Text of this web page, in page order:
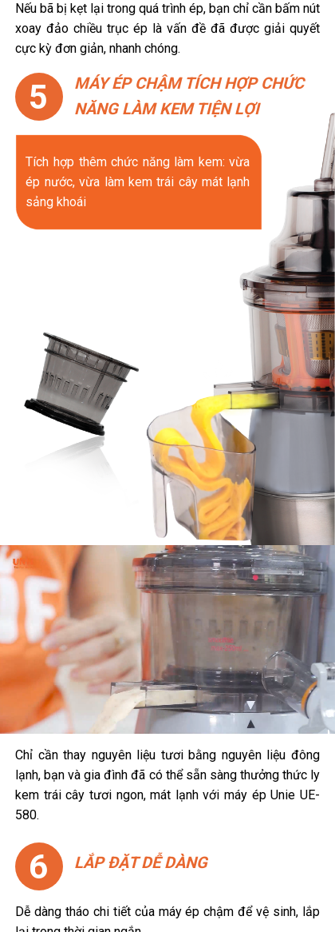
Nếu bã bị kẹt lại trong quá trình ép, bạn chỉ cần bấm nút
xoay đảo chiều trục ép là vấn đề đã được giải quyết
cực kỳ đơn giản, nhanh chóng.
MÁY ÉP CHẬM TÍCH HỢP CHỨC
NĂNG LÀM KEM TIỆN LỢI
Tích hợp thêm chức năng làm kem: vừa
ép nước, vừa làm kem trái cây mát lạnh
sảng khoái
5
Chỉ cần thay nguyên liệu tươi bằng nguyên liệu đông
lạnh, bạn và gia đình đã có thể sẵn sàng thưởng thức ly
kem trái cây tươi ngon, mát lạnh với máy ép Unie UE-
580.
LẮP ĐẶT DỄ DÀNG
Dễ dàng tháo chi tiết của máy ép chậm để vệ sinh, lắp
6